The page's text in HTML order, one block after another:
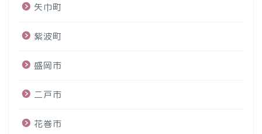
矢巾町
紫波町
盛岡市
二戸市
花巻市